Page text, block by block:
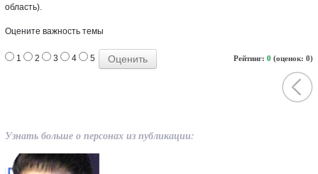
область).
Оцените важность темы
Рейтинг: 0 (оценок: 0)
1 2 3 4 5
Узнать больше о персонах из публикации: